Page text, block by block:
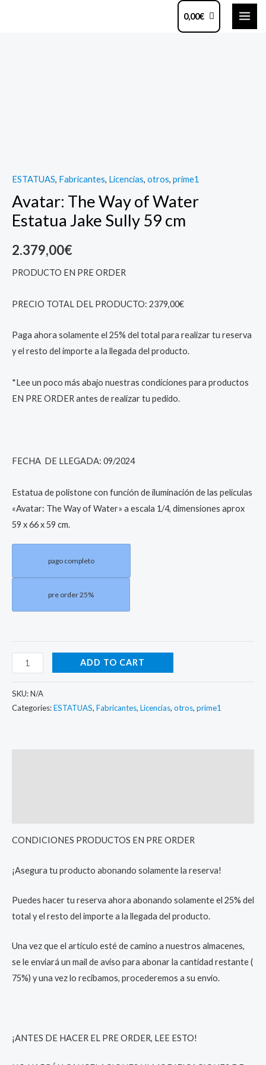
0,00€
ESTATUAS, Fabricantes, Licencias, otros, prime1
Avatar: The Way of Water
Estatua Jake Sully 59 cm
2.379,00€
PRODUCTO EN PRE ORDER
PRECIO TOTAL DEL PRODUCTO: 2379,00€
Paga ahora solamente el 25% del total para realizar tu reserva
y el resto del importe a la llegada del producto.
*Lee un poco más abajo nuestras condiciones para productos
EN PRE ORDER antes de realizar tu pedido.
FECHA DE LLEGADA: 09/2024
Estatua de polistone con función de iluminación de las peliculas
«Avatar: The Way of Water» a escala 1/4, dimensiones aprox
59 x 66 x 59 cm.
pago completo
pre order 25%
59
cm
quantity
ADD TO CART
SKU:N/A
Categories:ESTATUAS, Fabricantes, Licencias, otros, prime1
CONDICIONES PRODUCTOS EN PRE ORDER
¡Asegura tu producto abonando solamente la reserva!
Puedes hacer tu reserva ahora abonando solamente el 25% del
total y el resto del importe a la llegada del producto.
Una vez que el artículo esté de camino a nuestros almacenes,
se le enviará un mail de aviso para abonar la cantidad restante (
75%) y una vez lo recibamos, procederemos a su envío.
¡ANTES DE HACER EL PRE ORDER, LEE ESTO!